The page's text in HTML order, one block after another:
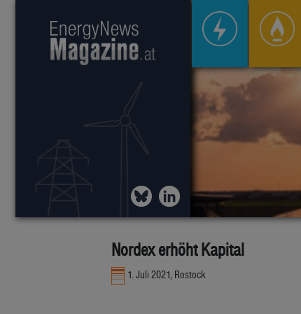
Nordex erhöht Kapital
1. Juli 2021, Rostock